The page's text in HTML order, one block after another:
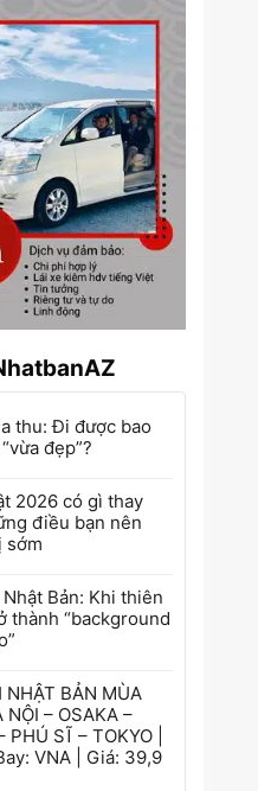
thu: Đi được bao
đẹp”?
2026 có gì thay
điều bạn nên
sớm
Bản: Khi thiên
thành “background
NHẬT BẢN MÙA
NỘI – OSAKA –
PHÚ SĨ – TOKYO |
VNA | Giá: 39,9